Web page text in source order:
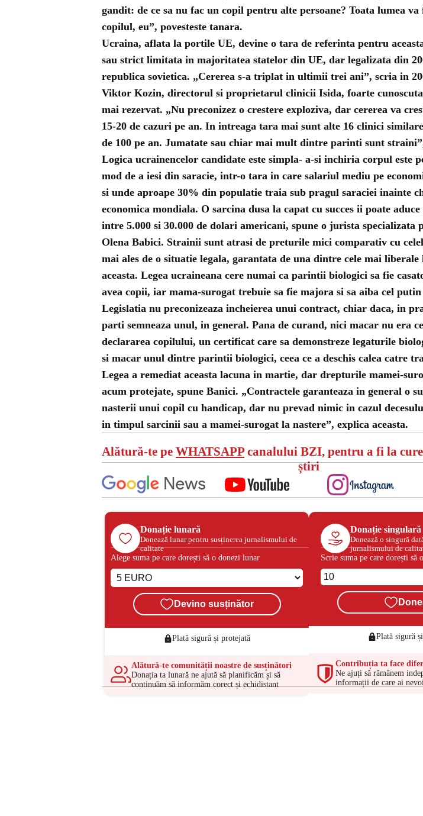
gandit: de ce sa nu fac un copil pentru alte persoane? Toata lumea
copilul, eu”, povesteste tanara.
Ucraina, aflata la portile UE, devine o tara de referinta pentru
sau strict limitata in majoritatea statelor din UE, dar legalizata din
republica sovietica. „Cererea s-a triplat in ultimii trei ani”, scria in
Viktor Kozin, directorul si proprietarul clinicii Isida, foarte
mai rezervat. „Nu preconizez o crestere exploziva, dar cererea va
15-20 de cazuri pe an. In intreaga tara mai sunt alte 16 clinici
de 100 pe an. Jumatate sau chiar mai mult dintre parinti sunt
Logica ucrainencelor candidate este simpla- a-si inchiria corpul este
mod de a iesi din saracie, intr-o tara in care salariul mediu pe
si unde aproape 30% din populatie traia sub pragul saraciei inainte
economica mondiala. O sarcina dusa la capat cu succes ii poate
intre 5.000 si 30.000 de dolari americani, spune o jurista specializata
Olena Babici. Strainii sunt atrasi de preturile mici comparativ cu
mai ales de o situatie legala, garantata de una dintre cele mai
aceasta. Legea ucraineana cere numai ca parintii biologici sa fie
avea copii, iar mama-surogat trebuie sa fie majora si sa aiba cel
Legislatia nu preconizeaza incheierea unui contract, chiar daca, in
parti semneaza unul, in general. Pana de curand, nici macar nu era
declararea copilului, un certificat care sa demonstreze legaturile
si macar unul dintre parintii biologici, ceea ce a deschis calea catre
Legea a remediat aceasta lacuna in martie, dar drepturile mamei-
acum protejate, spune Banici. „Contractele garanteaza in general o
nasterii unui copil cu handicap, dar nu prevad nimic in cazul
in timpul sarcinii sau a mamei-surogat la nastere”, explica aceasta.
Alătură-te pe WHATSAPPcanalului BZI, pentru a fi la
știri
Donație lunară
Donează lunar pentru susținerea jurnalismului de
calitate
Alege suma pe care dorești să o donezi lunar
Devino susținător
Plată sigură și protejată
Alătură-te comunității noastre de susținători
Donația ta lunară ne ajută să planificăm și să
continuăm să informăm corect și echidistant
Donație singulară
Donează o singură
jurnalismului de
Scrie suma pe care dorești să
Plată sigură
Contribuția ta face
Ne ajuți să rămânem
informații de care ai